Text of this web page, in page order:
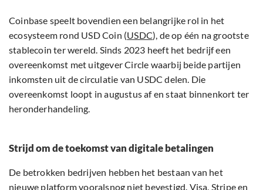
Coinbase speelt bovendien een belangrijke rol in het
ecosysteem rond USD Coin (USDC), de op één na grootste
stablecoin ter wereld. Sinds 2023 heeft het bedrijf een
overeenkomst met uitgever Circle waarbij beide partijen
inkomsten uit de circulatie van USDC delen. Die
overeenkomst loopt in augustus af en staat binnenkort ter
heronderhandeling.
Strijd om de toekomst van digitale betalingen
De betrokken bedrijven hebben het bestaan van het
nieuwe platform vooralsnog niet bevestigd. Visa, Stripe en